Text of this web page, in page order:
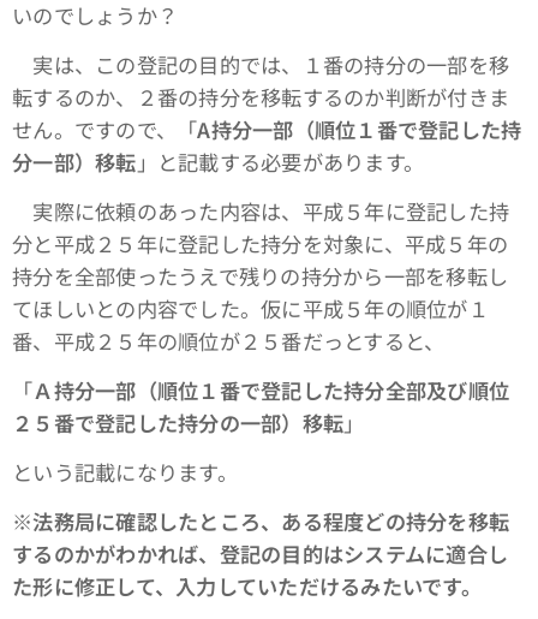
いのでしょうか？
実は、この登記の目的では、１番の持分の一部を移
転するのか、２番の持分を移転するのか判断が付きま
せん。ですので、「A持分一部（順位１番で登記した持
分一部）移転 」と記載する必要があります。
実際に依頼のあった内容は、平成５年に登記した持
分と平成２５年に登記した持分を対象に、平成５年の
持分を全部使ったうえで残りの持分から一部を移転し
てほしいとの内容でした。仮に平成５年の順位が１
番、平成２５年の順位が２５番だっとすると、
「Ａ持分一部（順位１番で登記した持分全部及び順位
２５番で登記した持分の一部）移転」
という記載になります。
※法務局に確認したところ、ある程度どの持分を移転
するのかがわかれば、登記の目的はシステムに適合し
た形に修正して、入力していただけるみたいです。